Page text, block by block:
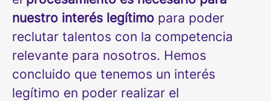
nuestro interés legítimo para poder
reclutar talentos con la competencia
relevante para nosotros. Hemos
concluido que tenemos un interés
legítimo en poder realizar el